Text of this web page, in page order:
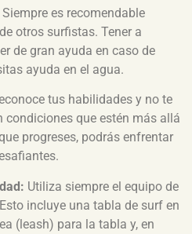
Siempre es recomendable
otros surfistas. Tener a
de gran ayuda en caso de
ayuda en el agua.
tus habilidades y no te
condiciones que estén más allá
progreses, podrás enfrentar
Utiliza siempre el equipo de
incluye una tabla de surf en
(leash) para la tabla y, en